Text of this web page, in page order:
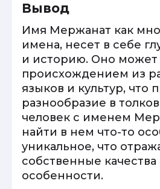
Вывод
Имя Мержанат как
имена, несет в себе
и историю. Оно может
происхождением из
языков и культур, что
разнообразие в
человек с именем
найти в нем что-то
уникальное, что
собственные качества
особенности.